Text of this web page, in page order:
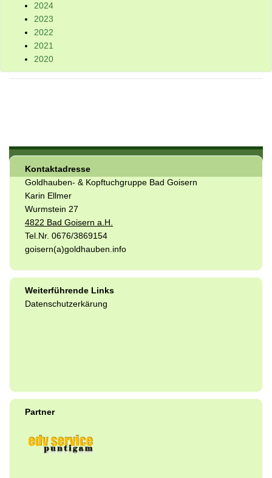
2024
2023
2022
2021
2020
Kontaktadresse
Goldhauben- & Kopftuchgruppe Bad Goisern
Karin Ellmer
Wurmstein 27
4822 Bad Goisern a.H.
Tel.Nr. 0676/3869154
goisern(a)goldhauben.info
Weiterführende Links
Datenschutzerkärung
Partner